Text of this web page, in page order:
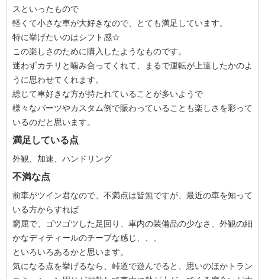
スといったもので
軽くて小さな車が大好きなので、とても満足しています。
特に挙げたいのはシフト感☆
この楽しさのために購入したようなものです。
迷わずカチリと噛み合ってくれて、まるで運転が上達したかのよ
うに思わせてくれます。
総じて車好きな方が持たれていることが多いようで
様々なパーツやカスタム例で賑わっていることも楽しさを彩って
いるのだと思います。
満足している点
外観、加速、ハンドリング
不満な点
前車がツイン君なので、不満点は皆無ですが、最近の車を知って
いる方からすれば
窮屈で、ゴツゴツした足回り、車内の装備品の少なさ、外観の細
かなディティールのチープな感じ、、、
といろいろあるかと思います。
気になる点を挙げるなら、峠道で遊んでると、思いのほかトラン